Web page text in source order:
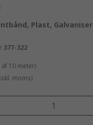
Plast,
377-322
10 meter)
moms)